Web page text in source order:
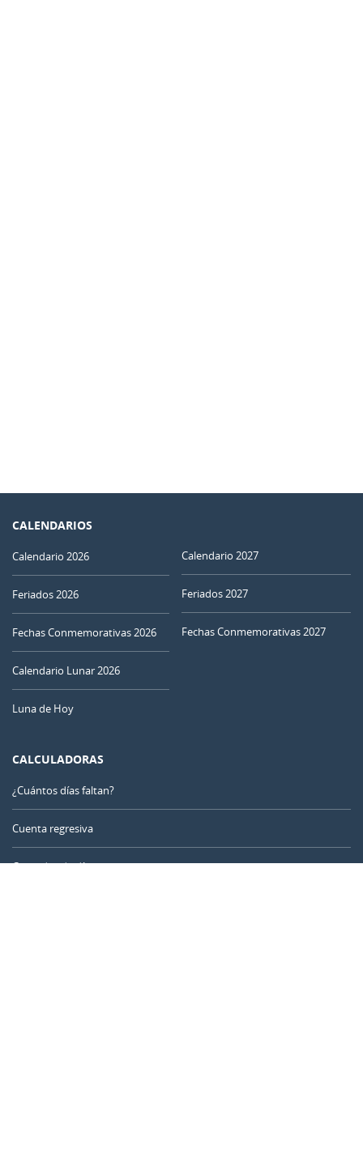
CALENDARIOS
Calendario 2026
Feriados 2026
Fechas Conmemorativas 2026
Calendario Lunar 2026
Luna de Hoy
Calendario 2027
Feriados 2027
Fechas Conmemorativas 2027
CALCULADORAS
¿Cuántos días faltan?
Cuenta regresiva
Contador de días